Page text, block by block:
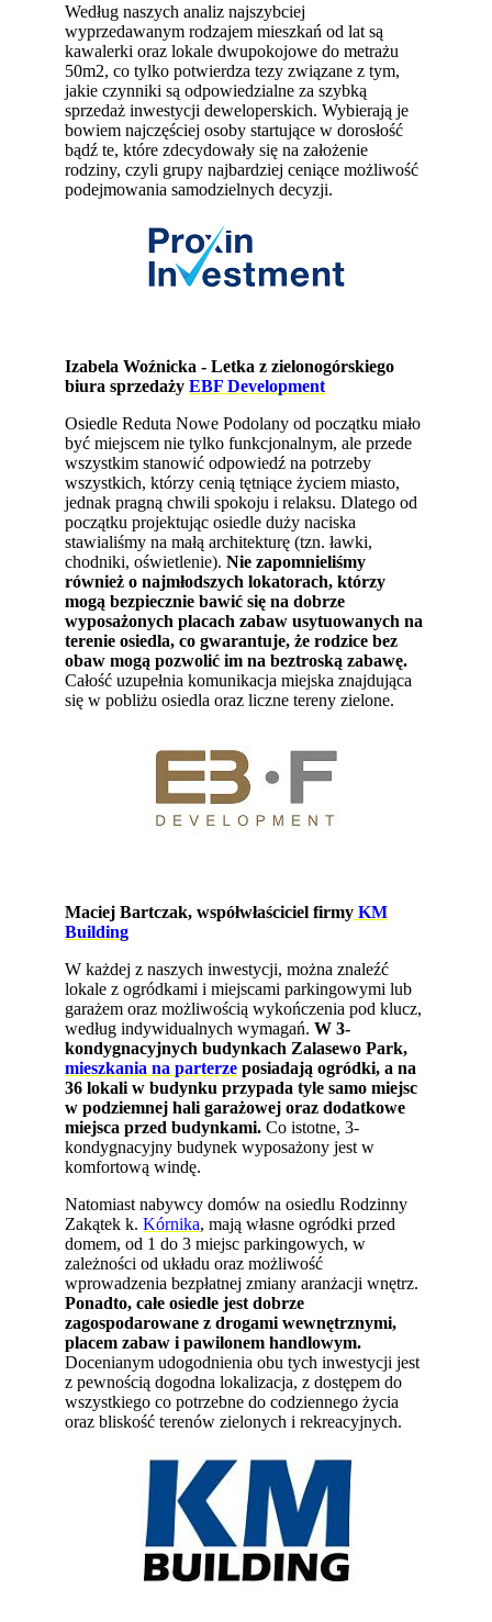
Według naszych analiz najszybciej
wyprzedawanym rodzajem mieszkań od lat są
kawalerki oraz lokale dwupokojowe do metrażu
50m2, co tylko potwierdza tezy związane z tym,
jakie czynniki są odpowiedzialne za szybką
sprzedaż inwestycji deweloperskich. Wybierają je
bowiem najczęściej osoby startujące w dorosłość
bądź te, które zdecydowały się na założenie
rodziny, czyli grupy najbardziej ceniące możliwość
podejmowania samodzielnych decyzji.
Izabela Woźnicka - Letka z zielonogórskiego
biura sprzedażyEBF Development
Osiedle Reduta Nowe Podolany od początku miało
być miejscem nie tylko funkcjonalnym, ale przede
wszystkim stanowić odpowiedź na potrzeby
wszystkich, którzy cenią tętniące życiem miasto,
jednak pragną chwili spokoju i relaksu. Dlatego od
początku projektując osiedle duży naciska
stawialiśmy na małą architekturę (tzn. ławki,
chodniki, oświetlenie).Nie zapomnieliśmy
również o najmłodszych lokatorach, którzy
mogą bezpiecznie bawić się na dobrze
wyposażonych placach zabaw usytuowanych na
terenie osiedla, co gwarantuje, że rodzice bez
obaw mogą pozwolić im na beztroską zabawę.
Całość uzupełnia komunikacja miejska znajdująca
się w pobliżu osiedla oraz liczne tereny zielone.
Maciej Bartczak, współwłaściciel firmy KM
Building
W każdej z naszych inwestycji, można znaleźć
lokale z ogródkami i miejscami parkingowymi lub
garażem oraz możliwością wykończenia pod klucz,
według indywidualnych wymagań.W 3-
kondygnacyjnych budynkach Zalasewo Park,
mieszkania na parterze posiadają ogródki, a na
36 lokali w budynku przypada tyle samo miejsc
w podziemnej hali garażowej oraz dodatkowe
miejsca przed budynkami. Co istotne, 3-
kondygnacyjny budynek wyposażony jest w
komfortową windę.
Natomiast nabywcy domów na osiedlu Rodzinny
Zakątek k.Kórnika, mają własne ogródki przed
domem, od 1 do 3 miejsc parkingowych, w
zależności od układu oraz możliwość
wprowadzenia bezpłatnej zmiany aranżacji wnętrz.
Ponadto, całe osiedle jest dobrze
zagospodarowane z drogami wewnętrznymi,
placem zabaw i pawilonem handlowym.
Docenianym udogodnienia obu tych inwestycji jest
z pewnością dogodna lokalizacja, z dostępem do
wszystkiego co potrzebne do codziennego życia
oraz bliskość terenów zielonych i rekreacyjnych.